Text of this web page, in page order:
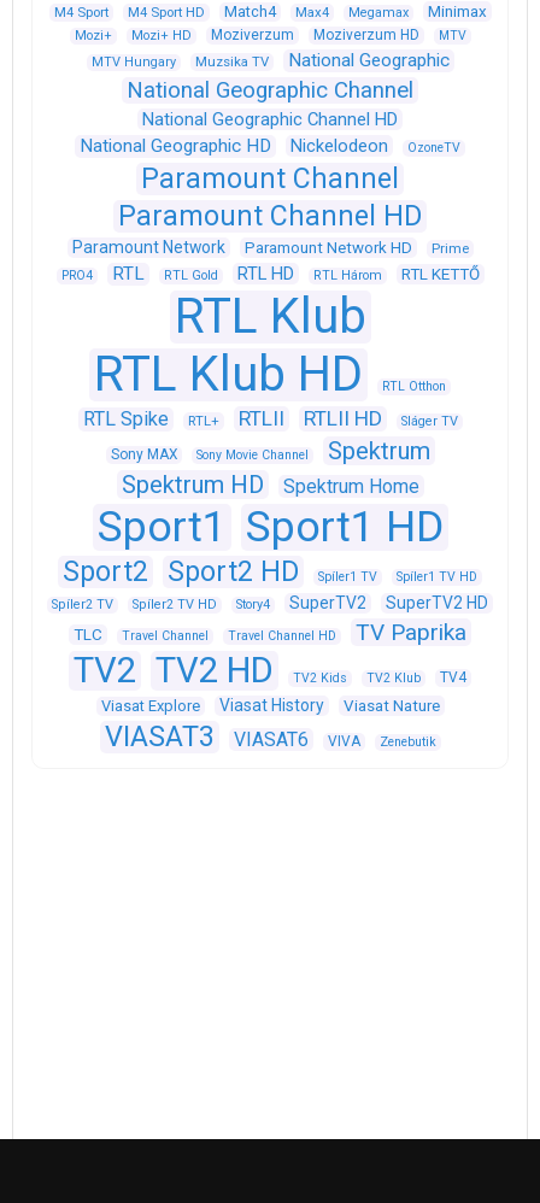
M4 Sport M4 Sport HD Match4 Max4 Megamax Minimax
Mozi+ Mozi+ HD Moziverzum Moziverzum HD
MTV
MTV Hungary
Muzsika TV National Geographic
National Geographic Channel
National Geographic Channel HD
National Geographic HD
Nickelodeon OzoneTV
Paramount Channel
Paramount Channel HD
Paramount Network Paramount Network HD Prime
PRO4 RTL RTL Gold RTL HD RTL Három RTL KETTŐ
RTL Klub
RTL Klub HD
RTL Otthon
RTL Spike RTL+ RTLII RTLII HD Sláger TV
Sony MAX Sony Movie Channel
Spektrum
Spektrum HD
Spektrum Home
Sport1 Sport1 HD
Sport2 Sport2 HD Spíler1 TV
Spíler1 TV HD
Spíler2 TV
Spíler2 TV HD Story4 SuperTV2 SuperTV2 HD
TLC Travel Channel Travel Channel HD TV Paprika
TV2 TV2 HD TV2 Kids TV2 Klub TV4
Viasat Explore Viasat History Viasat Nature
VIASAT3 VIASAT6 VIVA Zenebutik